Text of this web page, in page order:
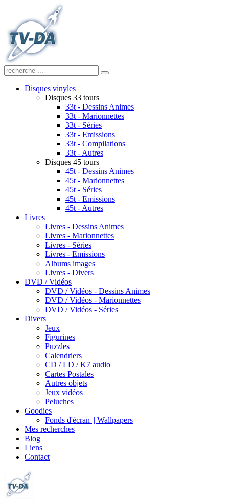
Disques vinyles
Disques 33 tours
33t - Dessins Animes
33t - Marionnettes
33t - Séries
33t - Emissions
33t - Compilations
33t - Autres
Disques 45 tours
45t - Dessins Animes
45t - Marionnettes
45t - Séries
45t - Emissions
45t - Autres
Livres
Livres - Dessins Animes
Livres - Marionnettes
Livres - Séries
Livres - Emissions
Albums images
Livres - Divers
DVD / Vidéos
DVD / Vidéos - Dessins Animes
DVD / Vidéos - Marionnettes
DVD / Vidéos - Séries
Divers
Jeux
Figurines
Puzzles
Calendriers
CD / LD / K7 audio
Cartes Postales
Autres objets
Jeux vidéos
Peluches
Goodies
Fonds d'écran || Wallpapers
Mes recherches
Blog
Liens
Contact